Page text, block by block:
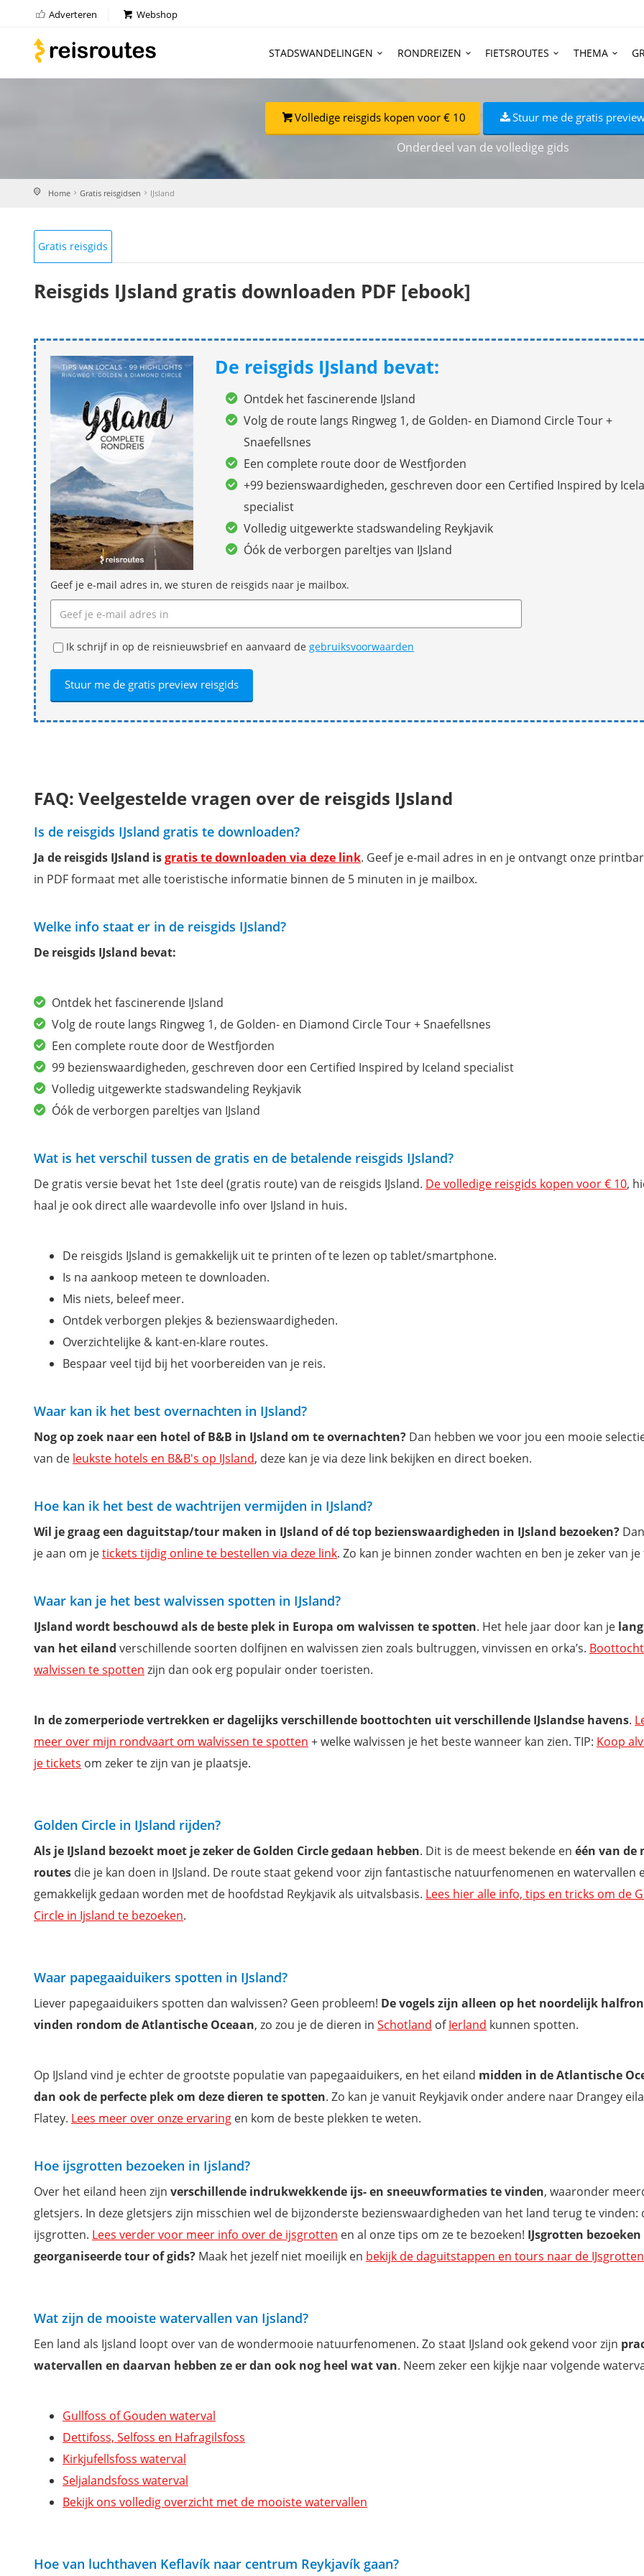
Adverteren Webshop
STADSWANDELINGEN RONDREIZEN FIETSROUTES THEMA
Volledige reisgids kopen voor € 10 Stuur me de gratis
Onderdeel van de volledige gids
Home Gratis reisgidsen IJsland
Gratis reisgids
Reisgids IJsland gratis downloaden PDF [ebook]
De reisgids IJsland bevat:
Ontdek het fascinerende IJsland
Volg de route langs Ringweg 1, de Golden- en Diamond Circle Tour +
Snaefellsnes
Een complete route door de Westfjorden
+99 bezienswaardigheden, geschreven door een Certified Inspired by
specialist
Volledig uitgewerkte stadswandeling Reykjavik
Óók de verborgen pareltjes van IJsland
Geef je e-mail adres in, we sturen de reisgids naar je mailbox.
Ik schrijf in op de reisnieuwsbrief en aanvaard de gebruiksvoorwaarden
FAQ: Veelgestelde vragen over de reisgids IJsland
Is de reisgids IJsland gratis te downloaden?
Ja de reisgids IJsland isgratis te downloaden via deze link. Geef je e-mail adres in en je ontvangt onze
in PDF formaat met alle toeristische informatie binnen de 5 minuten in je mailbox.
Welke info staat er in de reisgids IJsland?
De reisgids IJsland bevat:
Ontdek het fascinerende IJsland
Volg de route langs Ringweg 1, de Golden- en Diamond Circle Tour + Snaefellsnes
Een complete route door de Westfjorden
99 bezienswaardigheden, geschreven door een Certified Inspired by Iceland specialist
Volledig uitgewerkte stadswandeling Reykjavik
Óók de verborgen pareltjes van IJsland
Wat is het verschil tussen de gratis en de betalende reisgids IJsland?
De gratis versie bevat het 1ste deel (gratis route) van de reisgids IJsland. De volledige reisgids kopen voor € 10,
haal je ook direct alle waardevolle info over IJsland in huis.
De reisgids IJsland is gemakkelijk uit te printen of te lezen op tablet/smartphone.
Is na aankoop meteen te downloaden.
Mis niets, beleef meer.
Ontdek verborgen plekjes & bezienswaardigheden.
Overzichtelijke & kant-en-klare routes.
Bespaar veel tijd bij het voorbereiden van je reis.
Waar kan ik het best overnachten in IJsland?
Nog op zoek naar een hotel of B&B in IJsland om te overnachten? Dan hebben we voor jou een mooie
van de leukste hotels en B&B's op IJsland, deze kan je via deze link bekijken en direct boeken.
Hoe kan ik het best de wachtrijen vermijden in IJsland?
Wil je graag een daguitstap/tour maken in IJsland of dé top bezienswaardigheden in IJsland bezoeken?
je aan om jetickets tijdig online te bestellen via deze link. Zo kan je binnen zonder wachten en ben je zeker van je
Waar kan je het best walvissen spotten in IJsland?
IJsland wordt beschouwd als de beste plek in Europa om walvissen te spotten. Het hele jaar door kan je
van het eiland verschillende soorten dolfijnen en walvissen zien zoals bultruggen, vinvissen en orka’s.
walvissen te spotten zijn dan ook erg populair onder toeristen.
In de zomerperiode vertrekken er dagelijks verschillende boottochten uit verschillende IJslandse havens.
meer over mijn rondvaart om walvissen te spotten + welke walvissen je het beste wanneer kan zien. TIP: Koop
je tickets om zeker te zijn van je plaatsje.
Golden Circle in IJsland rijden?
Als je IJsland bezoekt moet je zeker de Golden Circle gedaan hebben. Dit is de meest bekende en één van de
routes die je kan doen in IJsland. De route staat gekend voor zijn fantastische natuurfenomenen en watervallen
gemakkelijk gedaan worden met de hoofdstad Reykjavik als uitvalsbasis. Lees hier alle info, tips en tricks om de
Circle in Ijsland te bezoeken.
Waar papegaaiduikers spotten in IJsland?
Liever papegaaiduikers spotten dan walvissen? Geen probleem! De vogels zijn alleen op het noordelijk
vinden rondom de Atlantische Oceaan, zo zou je de dieren in Schotland ofIerland kunnen spotten.
Op IJsland vind je echter de grootste populatie van papegaaiduikers, en het eiland midden in de Atlantische
dan ook de perfecte plek om deze dieren te spotten. Zo kan je vanuit Reykjavik onder andere naar Drangey
Flatey. Lees meer over onze ervaring en kom de beste plekken te weten.
Hoe ijsgrotten bezoeken in Ijsland?
Over het eiland heen zijn verschillende indrukwekkende ijs- en sneeuwformaties te vinden, waaronder
gletsjers. In deze gletsjers zijn misschien wel de bijzonderste bezienswaardigheden van het land terug te vinden:
ijsgrotten. Lees verder voor meer info over de ijsgrotten en al onze tips om ze te bezoeken! IJsgrotten
georganiseerde tour of gids? Maak het jezelf niet moeilijk en bekijk de daguitstappen en tours naar de IJsgrotten
Wat zijn de mooiste watervallen van Ijsland?
Een land als Ijsland loopt over van de wondermooie natuurfenomenen. Zo staat IJsland ook gekend voor zijn
watervallen en daarvan hebben ze er dan ook nog heel wat van. Neem zeker een kijkje naar volgende
Gullfoss of Gouden waterval
Dettifoss, Selfoss en Hafragilsfoss
Kirkjufellsfoss waterval
Seljalandsfoss waterval
Bekijk ons volledig overzicht met de mooiste watervallen
Hoe van luchthaven Keflavík naar centrum Reykjavík gaan?